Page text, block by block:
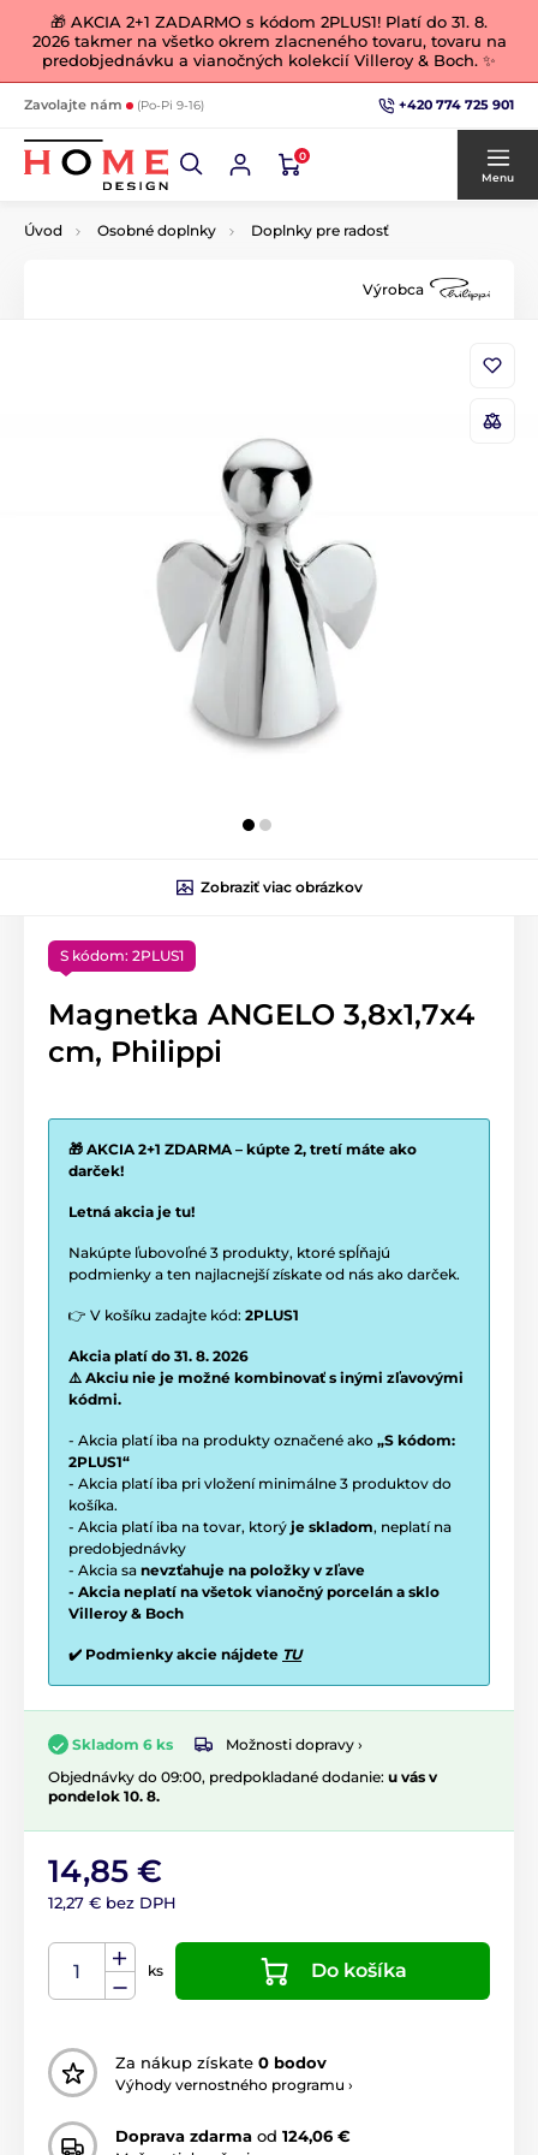
🎁 AKCIA 2+1 ZADARMO s kódom 2PLUS1! Platí do 31. 8.
2026 takmer na všetko okrem zlacneného tovaru, tovaru na
predobjednávku a vianočných kolekcií Villeroy & Boch. ✨
Zavolajte nám (Po-Pi 9-16) +420 774 725 901
0
Menu
Úvod Osobné doplnky Doplnky pre radosť
Výrobca
Zobraziť viac obrázkov
S kódom: 2PLUS1
Magnetka ANGELO 3,8x1,7x4
cm, Philippi
🎁 AKCIA 2+1 ZDARMA – kúpte 2, tretí máte ako
darček!
Letná akcia je tu!
Nakúpte ľubovoľné 3 produkty, ktoré spĺňajú
podmienky a ten najlacnejší získate od nás ako darček.
👉 V košíku zadajte kód: 2PLUS1
Akcia platí do 31. 8. 2026
⚠️ Akciu nie je možné kombinovať s inými zľavovými
kódmi.
- Akcia platí iba na produkty označené ako „S kódom:
2PLUS1“
- Akcia platí iba pri vložení minimálne 3 produktov do
košíka.
- Akcia platí iba na tovar, ktorý je skladom, neplatí na
predobjednávky
- Akcia sa nevzťahuje na položky v zľave
- Akcia neplatí na všetok vianočný porcelán a sklo
Villeroy & Boch
✔️ Podmienky akcie nájdete TU
Skladom 6 ks
Možnosti dopravy ›
Objednávky do 09:00, predpokladané dodanie: u vás v
pondelok 10. 8.
14,85 €
12,27 € bez DPH
ks Do košíka
Za nákup získate 0 bodov
Výhody vernostného programu ›
Doprava zdarma od 124,06 €